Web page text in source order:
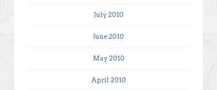
July 2010
June 2010
May 2010
April 2010